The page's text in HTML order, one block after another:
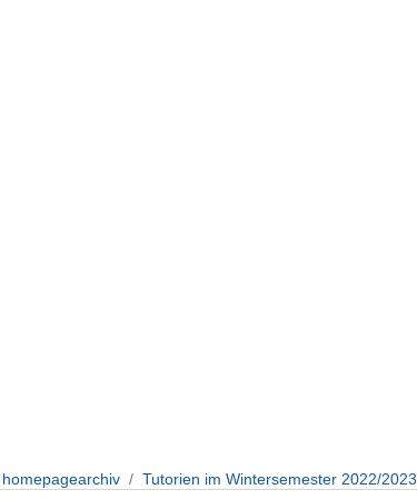
homepagearchiv Tutorien im Wintersemester 2022/2023